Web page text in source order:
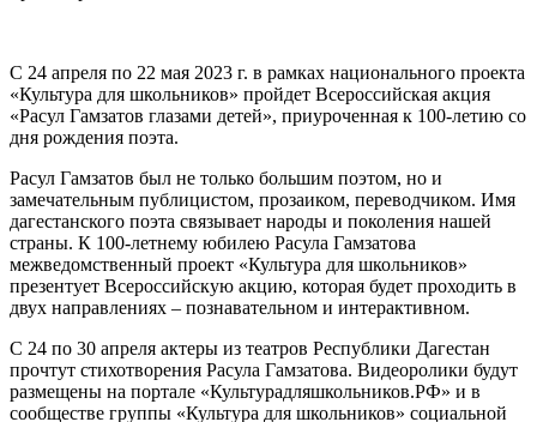
С 24 апреля по 22 мая 2023 г. в рамках национального проекта
«Культура для школьников» пройдет Всероссийская акция
«Расул Гамзатов глазами детей», приуроченная к 100-летию со
дня рождения поэта.
Расул Гамзатов был не только большим поэтом, но и
замечательным публицистом, прозаиком, переводчиком. Имя
дагестанского поэта связывает народы и поколения нашей
страны. К 100-летнему юбилею Расула Гамзатова
межведомственный проект «Культура для школьников»
презентует Всероссийскую акцию, которая будет проходить в
двух направлениях – познавательном и интерактивном.
С 24 по 30 апреля актеры из театров Республики Дагестан
прочтут стихотворения Расула Гамзатова. Видеоролики будут
размещены на портале «Культурадляшкольников.РФ» и в
сообществе группы «Культура для школьников» социальной